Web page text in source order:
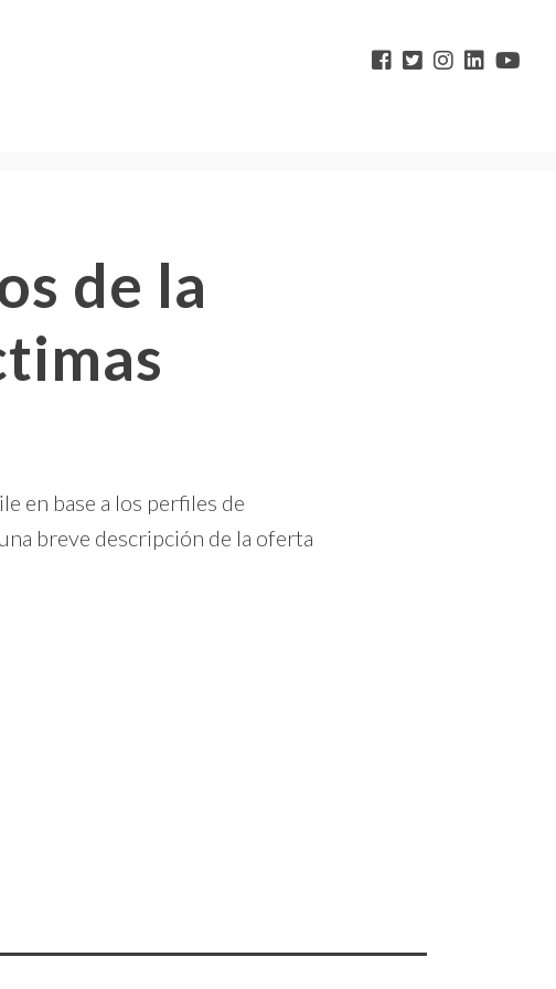
de la
en base a los perfiles de
breve descripción de la oferta